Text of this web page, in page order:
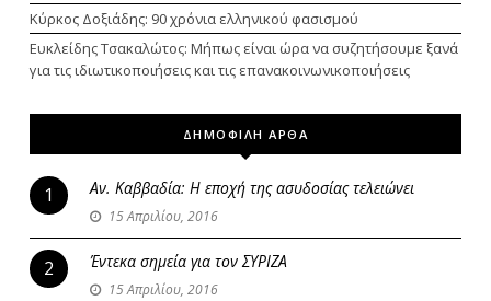
Κύρκος Δοξιάδης: 90 χρόνια ελληνικού φασισμού
Ευκλείδης Τσακαλώτος: Μήπως είναι ώρα να συζητήσουμε ξανά
για τις ιδιωτικοποιήσεις και τις επανακοινωνικοποιήσεις
ΔΗΜΟΦΙΛΗ ΑΡΘΑ
1 Αν. Καββαδία: Η εποχή της ασυδοσίας τελειώνει
15 Απριλίου, 2016
2 Έντεκα σημεία για τον ΣΥΡΙΖΑ
15 Απριλίου, 2016